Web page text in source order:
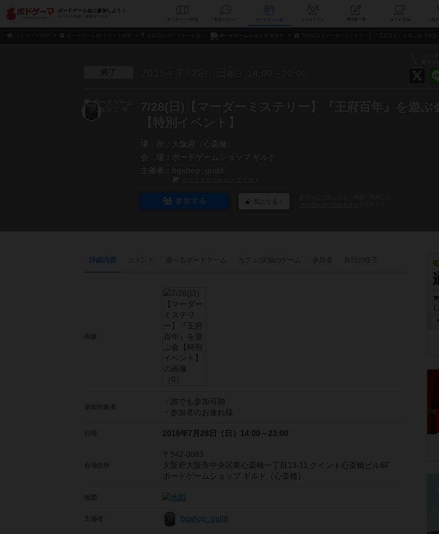
ボードゲーム会に参加しよう！
イベント作成・参加サービス
データベース 新着レビュー コミュニティ
7/28(日)【マーダーミステリー】『王府百年』を遊ぶ会
【特別イベント】
場 所：
大阪府（心斎橋）
会 場：
ボードゲームショップ ギルド
主催者：
bgshop_guild
参加する 気になる！
詳細内容
・誰でも参加可能
・参加者のお連れ様
2019年7月28日（日） 14:00～23:00
〒542-0083
大阪府大阪市中央区東心斎橋一丁目13-11 クイント心斎橋ビル6F
ボードゲームショップ ギルド（心斎橋）
bgshop_guild